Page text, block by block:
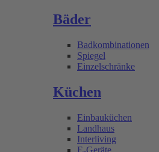
Bäder
Badkombinationen
Spiegel
Einzelschränke
Küchen
Einbauküchen
Landhaus
Interliving
E-Geräte